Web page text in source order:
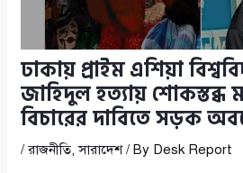
ঢাকায় প্রাইম এশিয়া
জাহিদুল হত্যায় শোকস্তব্ধ
বিচারের দাবিতে সড়ক
/রাজনীতি,সারাদেশ/ By Desk Report